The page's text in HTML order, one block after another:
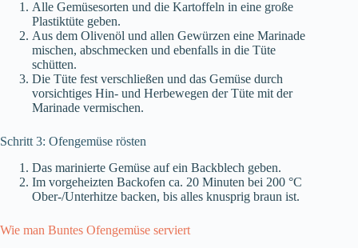
Alle Gemüsesorten und die Kartoffeln in eine große
Plastiktüte geben.
Aus dem Olivenöl und allen Gewürzen eine Marinade
mischen, abschmecken und ebenfalls in die Tüte
schütten.
Die Tüte fest verschließen und das Gemüse durch
vorsichtiges Hin- und Herbewegen der Tüte mit der
Marinade vermischen.
Schritt 3: Ofengemüse rösten
Das marinierte Gemüse auf ein Backblech geben.
Im vorgeheizten Backofen ca. 20 Minuten bei 200 °C
Ober-/Unterhitze backen, bis alles knusprig braun ist.
Wie man Buntes Ofengemüse serviert